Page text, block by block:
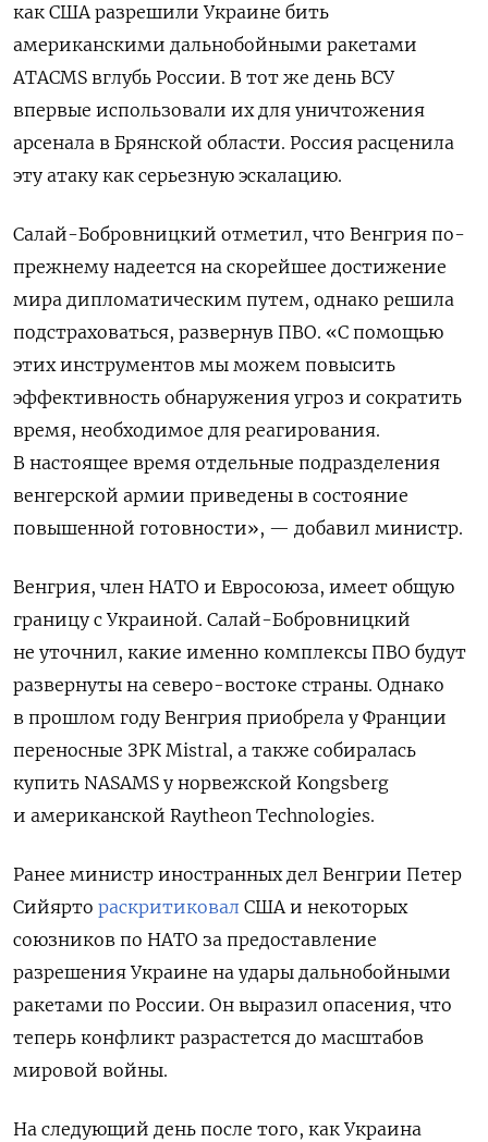
как США разрешили Украине бить
американскими дальнобойными ракетами
ATACMS вглубь России. В тот же день ВСУ
впервые использовали их для уничтожения
арсенала в Брянской области. Россия расценила
эту атаку как серьезную эскалацию.
Салай-Бобровницкий отметил, что Венгрия по-
прежнему надеется на скорейшее достижение
мира дипломатическим путем, однако решила
подстраховаться, развернув ПВО. «С помощью
этих инструментов мы можем повысить
эффективность обнаружения угроз и сократить
время, необходимое для реагирования.
В настоящее время отдельные подразделения
венгерской армии приведены в состояние
повышенной готовности», — добавил министр.
Венгрия, член НАТО и Евросоюза, имеет общую
границу с Украиной. Салай-Бобровницкий
не уточнил, какие именно комплексы ПВО будут
развернуты на северо-востоке страны. Однако
в прошлом году Венгрия приобрела у Франции
переносные ЗРК Mistral, а также собиралась
купить NASAMS у норвежской Kongsberg
и американской Raytheon Technologies.
Ранее министр иностранных дел Венгрии Петер
Сийярто раскритиковал СШАи некоторых
союзников по НАТО за предоставление
разрешения Украине на удары дальнобойными
ракетами по России. Он выразил опасения, что
теперь конфликт разрастется до масштабов
мировой войны.
На следующий день после того, как Украина